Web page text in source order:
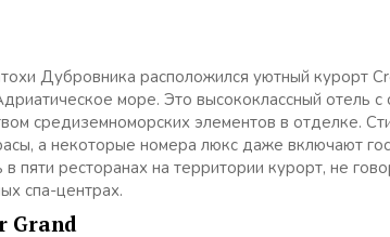
Дубровника расположился уютный курорт
море. Это высококлассный отель
средиземноморских элементов в отделке.
а некоторые номера люкс даже включают
пяти ресторанах на территории курорт, не
спа-центрах.
Grand